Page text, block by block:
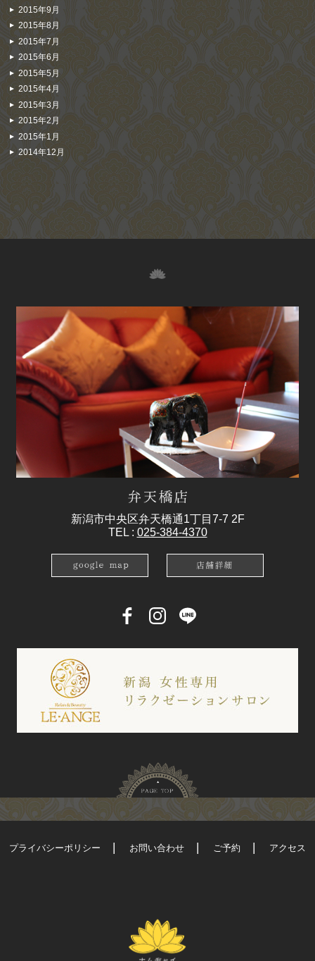
2015年9月
2015年8月
2015年7月
2015年6月
2015年5月
2015年4月
2015年3月
2015年2月
2015年1月
2014年12月
新潟市中央区弁天橋通1丁目7-7 2F
TEL : 025-384-4370
プライバシーポリシー お問い合わせ ご予約 アクセス